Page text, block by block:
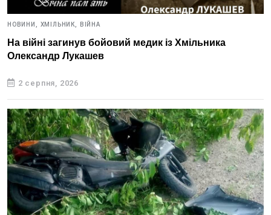
НОВИНИ, ХМІЛЬНИК, ВІЙНА
На війні загинув бойовий медик із Хмільника
Олександр Лукашев
2 серпня, 2026